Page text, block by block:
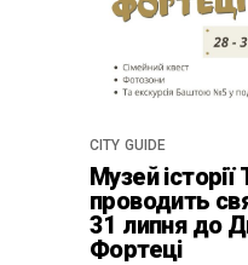
CITY GUIDE
Музей історії
проводить
31 липня до
Фортеці